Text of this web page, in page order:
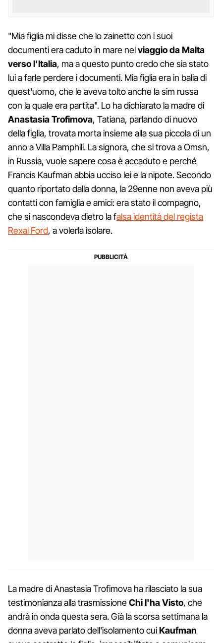
"Mia figlia mi disse che lo zainetto con i suoi
documenti era caduto in mare nelviaggio da Malta
verso l'Italia, ma a questo punto credo che sia stato
lui a farle perdere i documenti. Mia figlia era in balia di
quest'uomo, che le aveva tolto anche la sim russa
con la quale era partita". Lo ha dichiarato la madre di
Anastasia Trofimova, Tatiana, parlando di nuovo
della figlia, trovata morta insieme alla sua piccola di un
anno a Villa Pamphili. La signora, che si trova a Omsn,
in Russia, vuole sapere cosa è accaduto e perché
Francis Kaufman abbia ucciso lei e la nipote. Secondo
quanto riportato dalla donna, la 29enne non aveva più
contatti con famiglia e amici: era stato il compagno,
che si nascondeva dietro la falsa identità del regista
Rexal Ford, a volerla isolare.
La madre di Anastasia Trofimova ha rilasciato la sua
testimonianza alla trasmissioneChi l'ha Visto, che
andrà in onda questa sera. Già la scorsa settimana la
donna aveva parlato dell'isolamento cuiKaufman